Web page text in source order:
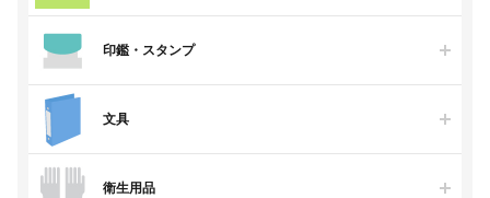
印鑑・スタンプ
文具
衛生用品